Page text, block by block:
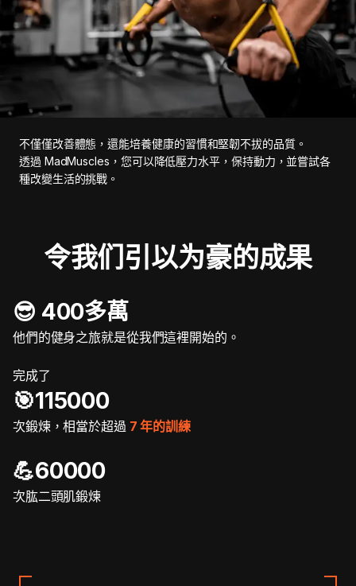
不僅僅改善體態，還能培養健康的習慣和堅韌不拔的品質。
透過 MadMuscles，您可以降低壓力水平，保持動力，並嘗試各
種改變生活的挑戰。
令我们引以为豪的成果
😎 400多萬
他們的健身之旅就是從我們這裡開始的。
完成了
🎯️115000
次鍛煉，相當於超過 7 年的訓練
💪60000
次肱二頭肌鍛煉